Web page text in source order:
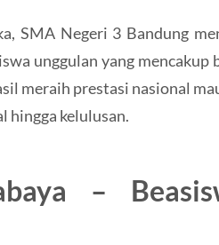
SMA Negeri 3 Bandung
unggulan yang mencakup
meraih prestasi nasional
hingga kelulusan.
–